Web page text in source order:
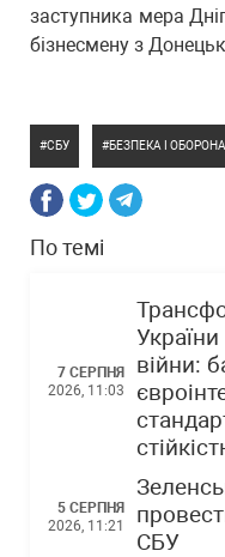
заступника мера
бізнесмену з
СБУ БЕЗПЕКА І
По темі
7 СЕРПНЯ
2026, 11:03
війни:
5 СЕРПНЯ
2026, 11:21
СБУ